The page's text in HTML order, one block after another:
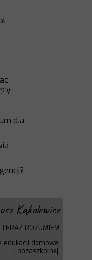
dla
Kąkolewicz
ROZUMIEM
edukacji domowej
i pozaszkolnej.